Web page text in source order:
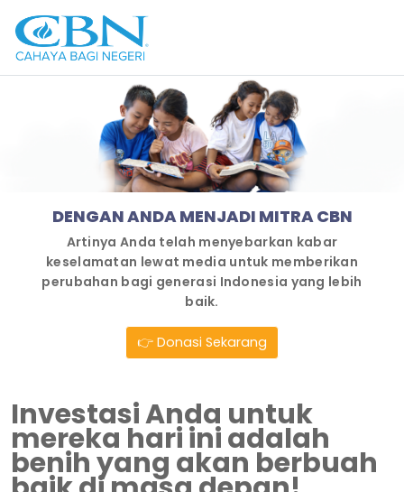
DENGAN ANDA MENJADI MITRA CBN
Artinya Anda telah menyebarkan kabar
keselamatan lewat media untuk memberikan
perubahan bagi generasi Indonesia yang lebih
baik.
👉 Donasi Sekarang
Investasi Anda untuk
mereka hari ini adalah
benih yang akan berbuah